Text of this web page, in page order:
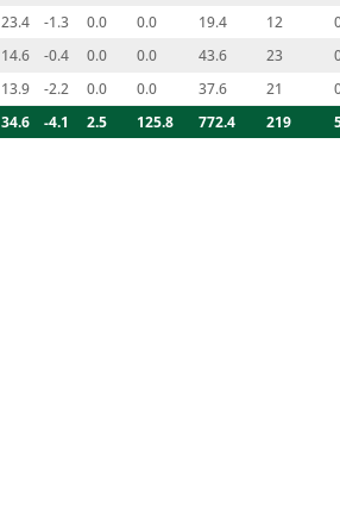
23.4 -1.3 0.0 0.0 19.4 12
14.6 -0.4 0.0 0.0 43.6 23
13.9 -2.2 0.0 0.0 37.6 21
34.6 -4.1 2.5 125.8 772.4 219